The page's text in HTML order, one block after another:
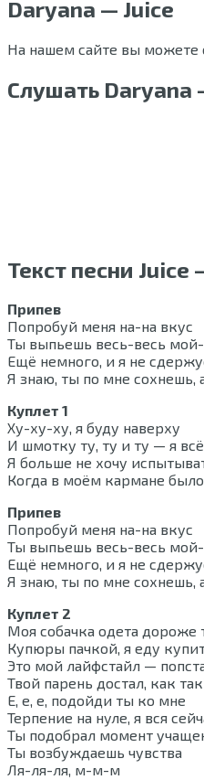
Daryana — Juice
На нашем сайте вы можете
Слушать Daryana
Текст песни Juice
Припев
Попробуй меня на-на вкус
Ты выпьешь весь-весь
Ещё немного, и я не
Я знаю, ты по мне сохнешь,
Куплет 1
Ху-ху-ху, я буду наверху
И шмотку ту, ту и ту — я
Я больше не хочу
Когда в моём кармане было
Припев
Попробуй меня на-на вкус
Ты выпьешь весь-весь
Ещё немного, и я не
Я знаю, ты по мне сохнешь,
Куплет 2
Моя собачка одета дороже
Купюры пачкой, я еду
Это мой лайфстайл —
Твой парень достал, как
Е, е, е, подойди ты ко мне
Терпение на нуле, я вся
Ты подобрал момент
Ты возбуждаешь чувства
Ля-ля-ля, м-м-м